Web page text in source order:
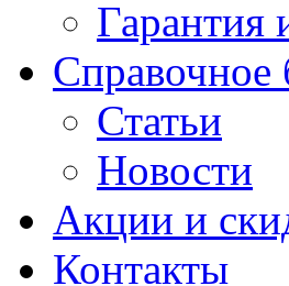
Гарантия
Справочное
Статьи
Новости
Акции и
Контакты